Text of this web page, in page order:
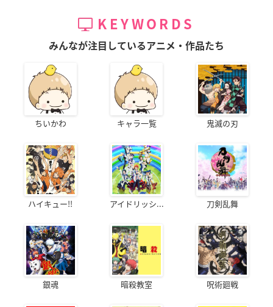
KEYWORDS
みんなが注目しているアニメ・作品たち
ちいかわ キャラ一覧 鬼滅の刃
ハイキュー!! アイドリッシ... 刀剣乱舞
銀魂 暗殺教室 呪術廻戦